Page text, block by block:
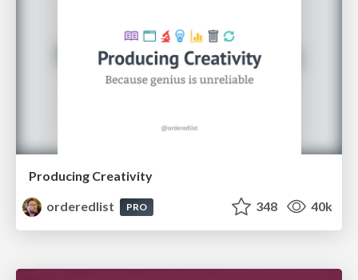
Producing Creativity
orderedlist
PRO 348 40k